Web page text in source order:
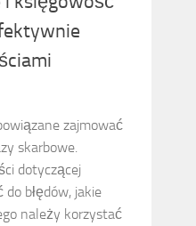
zajmować
skarbowe.
dotyczącej
błędów, jakie
należy korzystać